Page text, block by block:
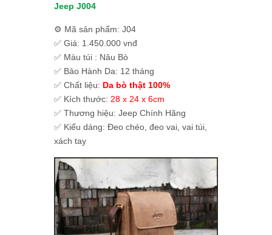
Jeep J004
⚙ Mã sản phẩm: J04
✅ Giá: 1.450.000 vnđ
✅ Màu túi : Nâu Bò
✅ Bảo Hành Da: 12 tháng
✅ Chất liệu: Da bò thật 100%
✅ Kích thước: 28 x 24 x 6cm
✅ Thương hiệu: Jeep Chính Hãng
✅ Kiểu dáng: Đeo chéo, đeo vai, vai túi,
xách tay